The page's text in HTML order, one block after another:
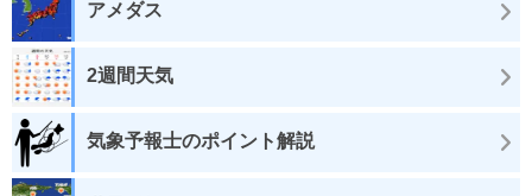
アメダス
2週間天気
気象予報士のポイント解説